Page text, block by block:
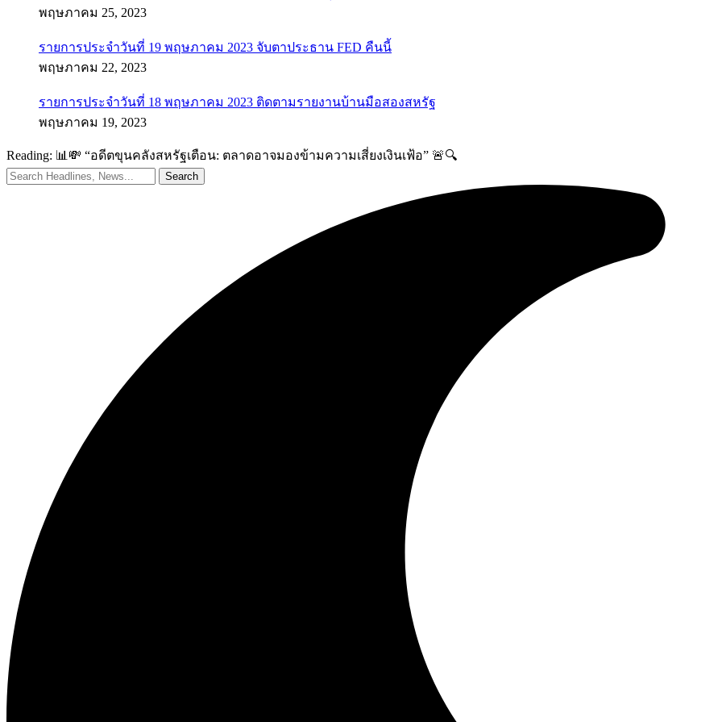
พฤษภาคม 25, 2023
รายการประจำวันที่ 19 พฤษภาคม 2023 จับตาประธาน FED คืนนี้
พฤษภาคม 22, 2023
รายการประจำวันที่ 18 พฤษภาคม 2023 ติดตามรายงานบ้านมือสองสหรัฐ
พฤษภาคม 19, 2023
Reading: 📊💸 “อดีตขุนคลังสหรัฐเตือน: ตลาดอาจมองข้ามความเสี่ยงเงินเฟ้อ” 🚨🔍